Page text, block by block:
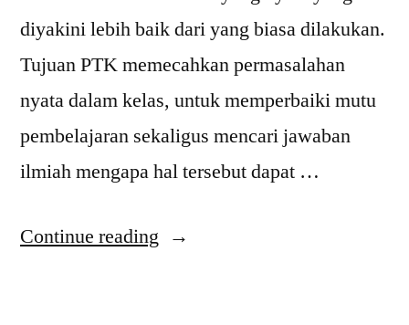
diyakini lebih baik dari yang biasa dilakukan.
Tujuan PTK memecahkan permasalahan
nyata dalam kelas, untuk memperbaiki mutu
pembelajaran sekaligus mencari jawaban
ilmiah mengapa hal tersebut dapat …
Continue reading “Download